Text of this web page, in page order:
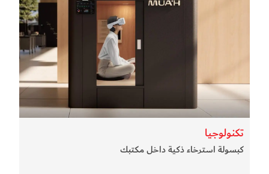
تكنولوجيا
كبسولة استرخاء ذكية داخل مكتبك